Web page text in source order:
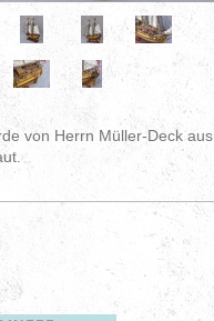
von Herrn Müller-Deck aus